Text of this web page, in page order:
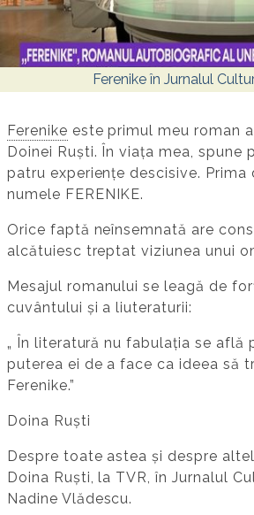
Ferenike în Jurnalul
Ferenike este primul meu roman
Doinei Ruști. În viața mea, spune
patru experiențe descisive. Prima
numele FERENIKE.
Orice faptă neînsemnată are
alcătuiesc treptat viziunea unui
Mesajul romanului se leagă de
cuvântului și a liuteraturii:
„ În literatură nu fabulația se află
puterea ei de a face ca ideea să
Ferenike.”
Doina Ruști
Despre toate astea și despre
Doina Ruști, la TVR, în Jurnalul
Nadine Vlădescu.